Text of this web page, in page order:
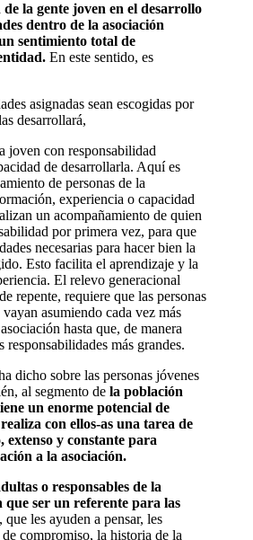
la gente joven en el desarrollo
dentro de la asociación
sentimiento total de
En este sentido, es
asignadas sean escogidas por
desarrollará,
joven con responsabilidad
de desarrollarla. Aquí es
de personas de la
experiencia o capacidad
un acompañamiento de quien
por primera vez, para que
necesarias para hacer bien la
Esto facilita el aprendizaje y la
El relevo generacional
repente, requiere que las personas
asumiendo cada vez más
hasta que, de manera
responsabilidades más grandes.
dicho sobre las personas jóvenes
al segmento dela población
un enorme potencial de
con ellos-as una tarea de
extenso y constante para
a la asociación.
o responsables de la
que ser un referente para las
, que les ayuden a pensar, les
compromiso, la historia de la